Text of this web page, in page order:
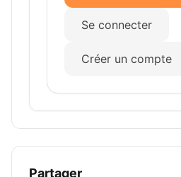
Se connecter
Créer un compte
Partager